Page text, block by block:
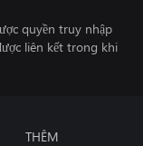
quyền truy nhập
liên kết trong khi
THÊM